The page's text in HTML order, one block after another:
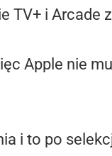
TV+ i Arcade
Apple nie
i to po